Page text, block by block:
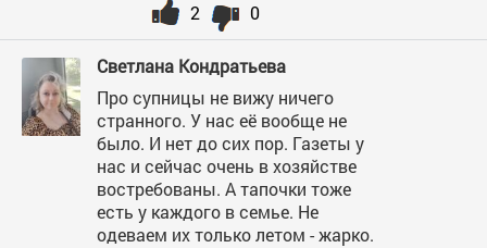
0
2
Светлана Кондратьева
Про супницы не вижу ничего
странного. У нас её вообще не
было. И нет до сих пор. Газеты у
нас и сейчас очень в хозяйстве
востребованы. А тапочки тоже
есть у каждого в семье. Не
одеваем их только летом - жарко.